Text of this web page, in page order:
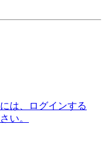
は、ログインする
い。